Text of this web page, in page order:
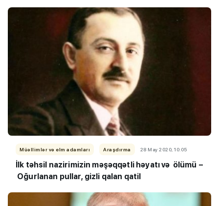
Müəllimlər və elm adamları Araşdırma 28 May 2020, 10:05
İlk təhsil nazirimizin məşəqqətli həyatı və ölümü –
Oğurlanan pullar, gizli qalan qatil